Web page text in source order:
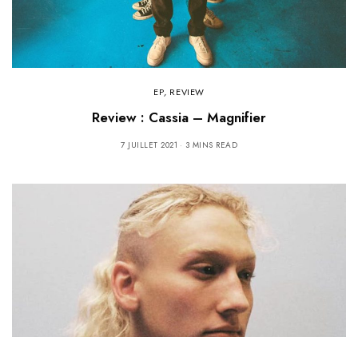
EP, REVIEW
Review : Cassia – Magnifier
7 JUILLET 2021 3 MINS READ